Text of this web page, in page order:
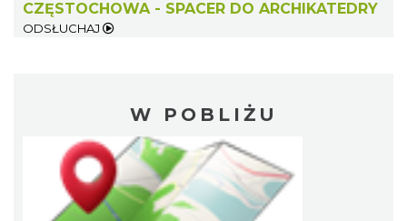
CZĘSTOCHOWA - SPACER DO ARCHIKATEDRY
ODSŁUCHAJ
W POBLIŻU